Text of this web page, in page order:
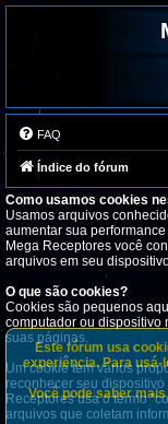
FAQ
Índice do fórum
Como usamos cookies
Usamos arquivos
aumentar sua
Mega Receptores você
arquivos em seu
O que são cookies?
Cookies são pequenos
computador ou dispositivo
suas páginas.
Um cookie tem vários
reconhecer seu
Receptores usa o termo
arquivos que coletam
Este fórum usa
experiência. Para
Você pode saber